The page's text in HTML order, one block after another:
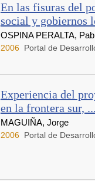
En las fisuras del
social y gobiernos
OSPINA PERALTA,
2006 Portal de
Experiencia del
en la frontera sur, ...
MAGUIÑA, Jorge
2006 Portal de